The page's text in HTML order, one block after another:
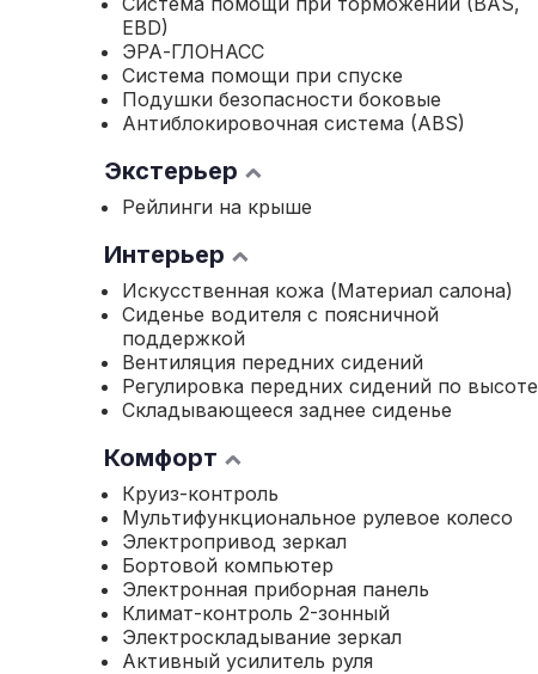
EBD)
ЭРА-ГЛОНАСС
Система помощи при спуске
Подушки безопасности боковые
Антиблокировочная система (ABS)
Экстерьер
Рейлинги на крыше
Интерьер
Искусственная кожа (Материал салона)
Сиденье водителя с поясничной
поддержкой
Вентиляция передних сидений
Регулировка передних сидений по высоте
Складывающееся заднее сиденье
Комфорт
Круиз-контроль
Мультифункциональное рулевое колесо
Электропривод зеркал
Бортовой компьютер
Электронная приборная панель
Климат-контроль 2-зонный
Электроскладывание зеркал
Активный усилитель руля